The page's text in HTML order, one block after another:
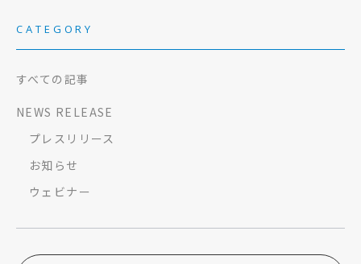
CATEGORY
すべての記事
NEWS RELEASE
プレスリリース
お知らせ
ウェビナー